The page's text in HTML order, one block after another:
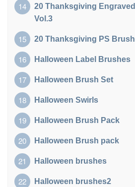
20 Thanksgiving
Vol.3
20 Thanksgiving PS
Halloween Label Brushes
Halloween Brush Set
Halloween Swirls
Halloween Brush Pack
Halloween Brush pack
Halloween brushes
Halloween brushes2